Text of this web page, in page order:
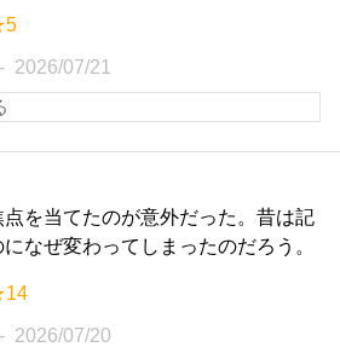
2026/07/21
を当てたのが意外だった。昔は記
なぜ変わってしまったのだろう。
2026/07/20